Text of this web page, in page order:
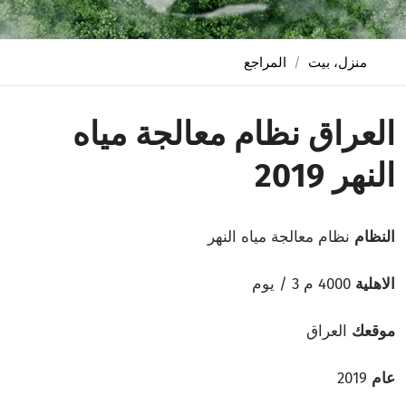
منزل، بيت المراجع
العراق نظام معالجة مياه
النهر 2019
النظام نظام معالجة مياه النهر
الاهلية
موقعك العراق
عام